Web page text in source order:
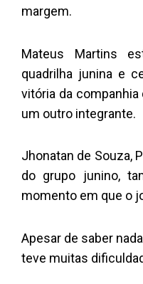
margem.
Mateus Martins
quadrilha junina e
vitória da companhia
um outro integrante.
Jhonatan de Souza,
do grupo junino,
momento em que o
Apesar de saber
teve muitas